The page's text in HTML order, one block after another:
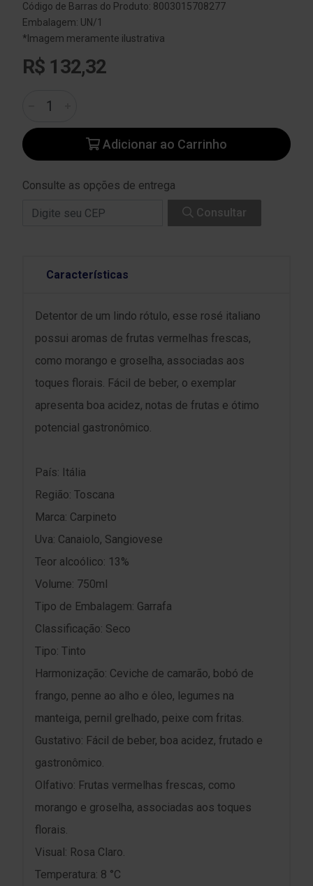
Código de Barras do Produto: 8003015708277
Embalagem: UN/1
*Imagem meramente ilustrativa
R$ 132,32
Adicionar ao Carrinho
Consulte as opções de entrega
Consultar
Características
Detentor de um lindo rótulo, esse rosé italiano
possui aromas de frutas vermelhas frescas,
como morango e groselha, associadas aos
toques florais. Fácil de beber, o exemplar
apresenta boa acidez, notas de frutas e ótimo
potencial gastronômico.
País: Itália
Região: Toscana
Marca: Carpineto
Uva: Canaiolo, Sangiovese
Teor alcoólico: 13%
Volume: 750ml
Tipo de Embalagem: Garrafa
Classificação: Seco
Tipo: Tinto
Harmonização: Ceviche de camarão, bobó de
frango, penne ao alho e óleo, legumes na
manteiga, pernil grelhado, peixe com fritas.
Gustativo: Fácil de beber, boa acidez, frutado e
gastronômico.
Olfativo: Frutas vermelhas frescas, como
morango e groselha, associadas aos toques
florais.
Visual: Rosa Claro.
Temperatura: 8 °C